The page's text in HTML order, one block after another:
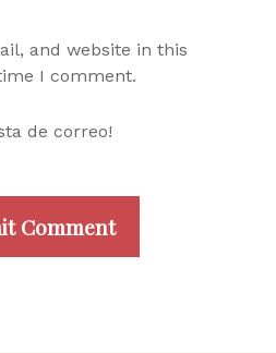
and website in this
I comment.
de correo!